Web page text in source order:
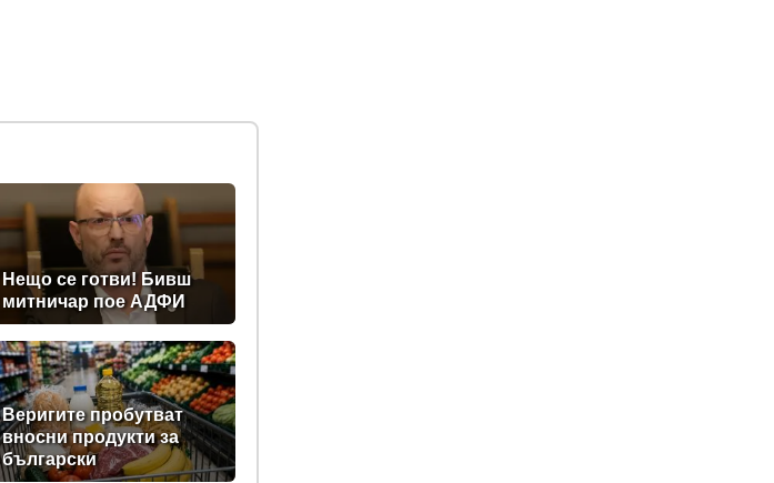
Нещо се готви! Бивш
митничар пое АДФИ
Веригите пробутват
вносни продукти за
български